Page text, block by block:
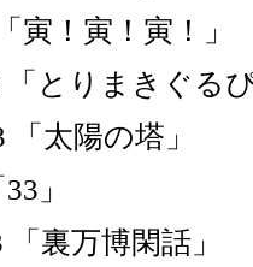
寅！寅！寅！」
「とりまきぐる
「太陽の塔」
」
裏万博閑話」